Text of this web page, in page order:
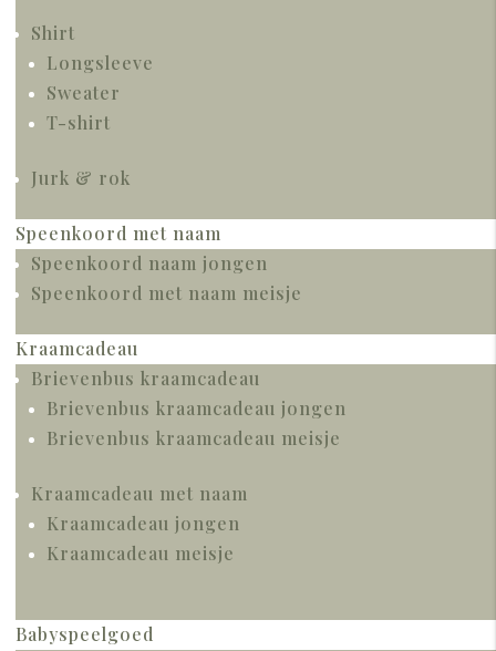
Shirt
Longsleeve
Sweater
T-shirt
Jurk & rok
Speenkoord met naam
Speenkoord naam jongen
Speenkoord met naam meisje
Kraamcadeau
Brievenbus kraamcadeau
Brievenbus kraamcadeau jongen
Brievenbus kraamcadeau meisje
Kraamcadeau met naam
Kraamcadeau jongen
Kraamcadeau meisje
Babyspeelgoed